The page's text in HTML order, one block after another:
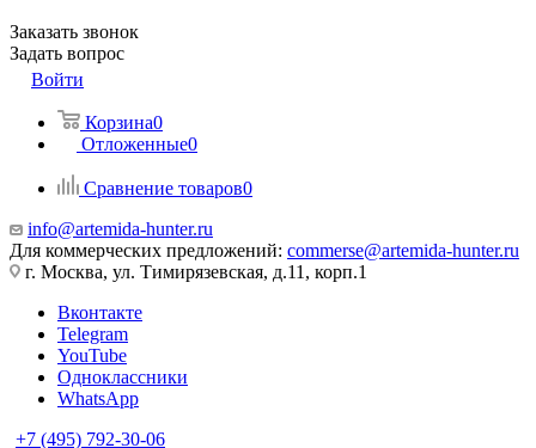
Заказать звонок
Задать вопрос
Войти
Корзина0
Отложенные0
Сравнение товаров0
info@artemida-hunter.ru
Для коммерческих предложений: commerse@artemida-hunter.ru
г. Москва, ул. Тимирязевская, д.11, корп.1
Вконтакте
Telegram
YouTube
Одноклассники
WhatsApp
+7 (495) 792-30-06